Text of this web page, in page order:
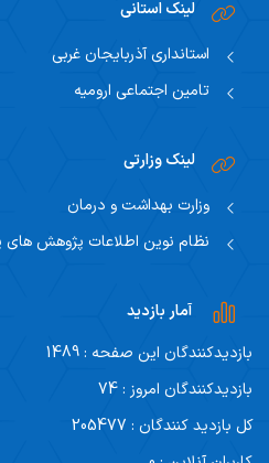
لینک استانی
استانداری آذربایجان غربی
تامین اجتماعی ارومیه
لینک وزارتی
وزارت بهداشت و درمان
نظام نوین اطلاعات پژوهش های
آمار بازدید
بازدیدکنندگان این صفحه : 1489
بازدیدکنندگان امروز : 74
کل بازدید کنندگان : 205477